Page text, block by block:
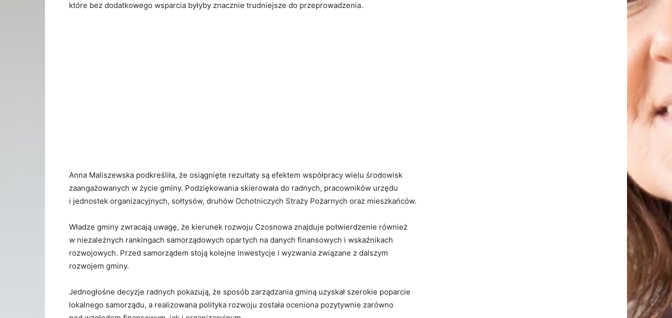
które bez dodatkowego wsparcia byłyby znacznie trudniejsze do przeprowadzenia.
Anna Maliszewska podkreśliła, że osiągnięte rezultaty są efektem współpracy wielu środowisk
zaangażowanych w życie gminy. Podziękowania skierowała do radnych, pracowników urzędu
i jednostek organizacyjnych, sołtysów, druhów Ochotniczych Straży Pożarnych oraz mieszkańców.
Władze gminy zwracają uwagę, że kierunek rozwoju Czosnowa znajduje potwierdzenie również
w niezależnych rankingach samorządowych opartych na danych finansowych i wskaźnikach
rozwojowych. Przed samorządem stoją kolejne inwestycje i wyzwania związane z dalszym
rozwojem gminy.
Jednogłośne decyzje radnych pokazują, że sposób zarządzania gminą uzyskał szerokie poparcie
lokalnego samorządu, a realizowana polityka rozwoju została oceniona pozytywnie zarówno